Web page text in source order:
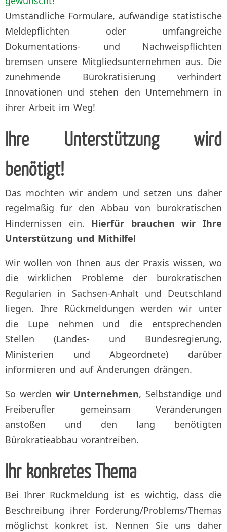
Umständliche Formulare, aufwändige statistische
Meldepflichten oder umfangreiche
Dokumentations- und Nachweispflichten
bremsen unsere Mitgliedsunternehmen aus. Die
zunehmende Bürokratisierung verhindert
Innovationen und stehen den Unternehmern in
ihrer Arbeit im Weg!
Ihre Unterstützung wird
benötigt!
Das möchten wir ändern und setzen uns daher
regelmäßig für den Abbau von bürokratischen
Hindernissen ein. Hierfür brauchen wir Ihre
Unterstützung und Mithilfe!
Wir wollen von Ihnen aus der Praxis wissen, wo
die wirklichen Probleme der bürokratischen
Regularien in Sachsen-Anhalt und Deutschland
liegen. Ihre Rückmeldungen werden wir unter
die Lupe nehmen und die entsprechenden
Stellen (Landes- und Bundesregierung,
Ministerien und Abgeordnete) darüber
informieren und auf Änderungen drängen.
So werden wir Unternehmen, Selbständige und
Freiberufler gemeinsam Veränderungen
anstoßen und den lang benötigten
Bürokratieabbau vorantreiben.
Ihr konkretes Thema
Bei Ihrer Rückmeldung ist es wichtig, dass die
Beschreibung ihrer Forderung/Problems/Themas
möglichst konkret ist. Nennen Sie uns daher